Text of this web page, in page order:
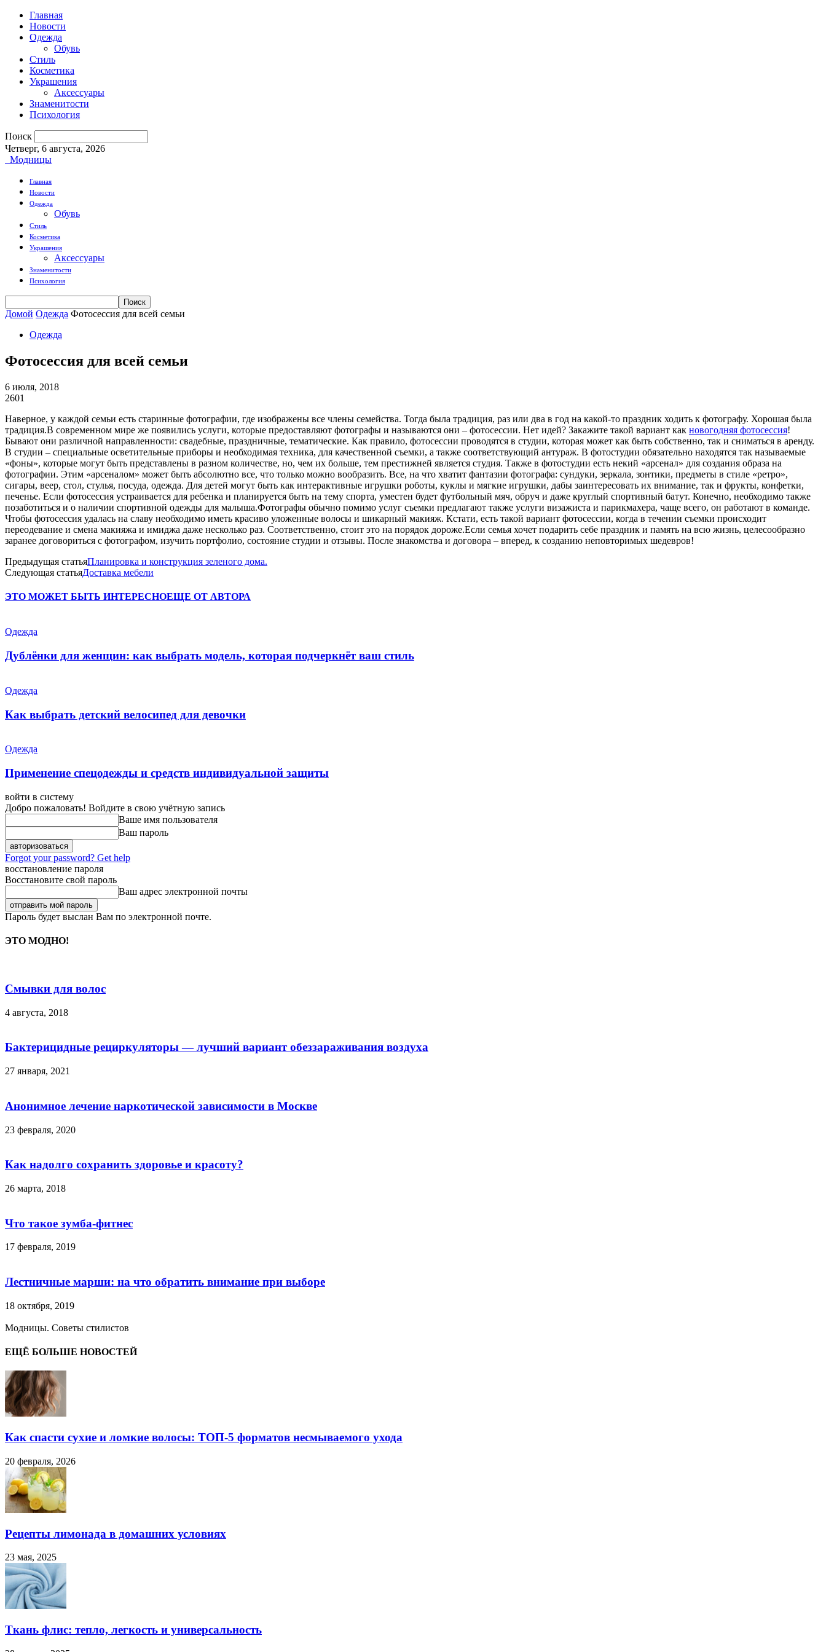
Главная
Новости
Одежда
Обувь
Стиль
Косметика
Украшения
Аксессуары
Знаменитости
Психология
Поиск
Четверг, 6 августа, 2026
Модницы
Главная
Новости
Одежда
Обувь
Стиль
Косметика
Украшения
Аксессуары
Знаменитости
Психология
Домой Одежда Фотосессия для всей семьи
Одежда
Фотосессия для всей семьи
6 июля, 2018
2601
Наверное, у каждой семьи есть старинные фотографии, где изображены все члены семейства. Тогда была традиция, раз или два в год на какой-то праздник ходить к фотографу. Хорошая была
традиция.В современном мире же появились услуги, которые предоставляют фотографы и называются они – фотосессии. Нет идей? Закажите такой вариант как новогодняя фотосессия!
Бывают они различной направленности: свадебные, праздничные, тематические. Как правило, фотосессии проводятся в студии, которая может как быть собственно, так и сниматься в аренду.
В студии – специальные осветительные приборы и необходимая техника, для качественной съемки, а также соответствующий антураж. В фотостудии обязательно находятся так называемые
«фоны», которые могут быть представлены в разном количестве, но, чем их больше, тем престижней является студия. Также в фотостудии есть некий «арсенал» для создания образа на
фотографии. Этим «арсеналом» может быть абсолютно все, что только можно вообразить. Все, на что хватит фантазии фотографа: сундуки, зеркала, зонтики, предметы в стиле «ретро»,
сигары, веер, стол, стулья, посуда, одежда. Для детей могут быть как интерактивные игрушки роботы, куклы и мягкие игрушки, дабы заинтересовать их внимание, так и фрукты, конфетки,
печенье. Если фотосессия устраивается для ребенка и планируется быть на тему спорта, уместен будет футбольный мяч, обруч и даже круглый спортивный батут. Конечно, необходимо также
позаботиться и о наличии спортивной одежды для малыша.Фотографы обычно помимо услуг съемки предлагают также услуги визажиста и парикмахера, чаще всего, он работают в команде.
Чтобы фотосессия удалась на славу необходимо иметь красиво уложенные волосы и шикарный макияж. Кстати, есть такой вариант фотосессии, когда в течении съемки происходит
переодевание и смена макияжа и имиджа даже несколько раз. Соответственно, стоит это на порядок дороже.Если семья хочет подарить себе праздник и память на всю жизнь, целесообразно
заранее договориться с фотографом, изучить портфолио, состояние студии и отзывы. После знакомства и договора – вперед, к созданию неповторимых шедевров!
Предыдущая статьяПланировка и конструкция зеленого дома.
Следующая статьяДоставка мебели
ЭТО МОЖЕТ БЫТЬ ИНТЕРЕСНОЕЩЕ ОТ АВТОРА
Одежда
Дублёнки для женщин: как выбрать модель, которая подчеркнёт ваш стиль
Одежда
Как выбрать детский велосипед для девочки
Одежда
Применение спецодежды и средств индивидуальной защиты
войти в систему
Добро пожаловать! Войдите в свою учётную запись
Ваше имя пользователя
Ваш пароль
Forgot your password? Get help
восстановление пароля
Восстановите свой пароль
Ваш адрес электронной почты
Пароль будет выслан Вам по электронной почте.
ЭТО МОДНО!
Смывки для волос
4 августа, 2018
Бактерицидные рециркуляторы — лучший вариант обеззараживания воздуха
27 января, 2021
Анонимное лечение наркотической зависимости в Москве
23 февраля, 2020
Как надолго сохранить здоровье и красоту?
26 марта, 2018
Что такое зумба-фитнес
17 февраля, 2019
Лестничные марши: на что обратить внимание при выборе
18 октября, 2019
Модницы. Советы стилистов
ЕЩЁ БОЛЬШЕ НОВОСТЕЙ
Как спасти сухие и ломкие волосы: ТОП-5 форматов несмываемого ухода
20 февраля, 2026
Рецепты лимонада в домашних условиях
23 мая, 2025
Ткань флис: тепло, легкость и универсальность